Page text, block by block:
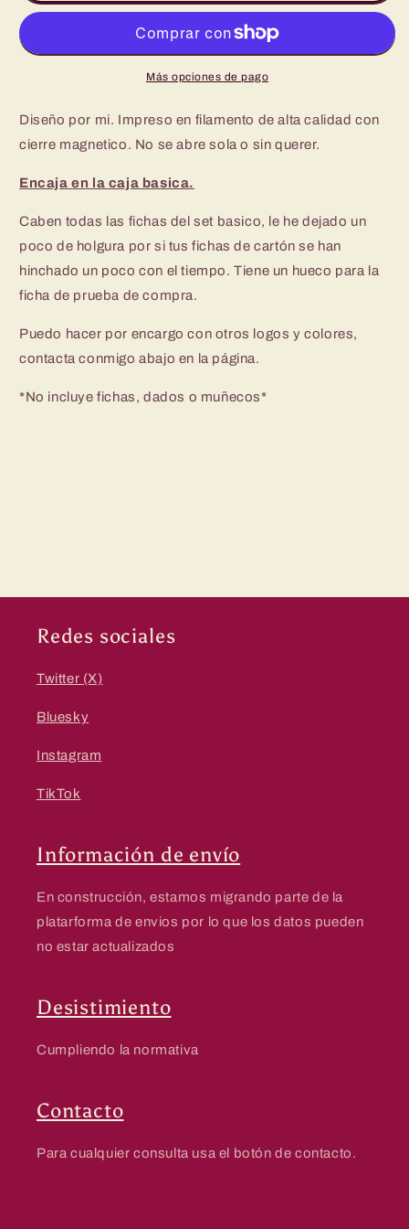
Fichas
Chibi
Fichas
Chibi
Unidos
Más opciones de pago
Diseño por mi. Impreso en filamento de alta calidad con
cierre magnetico. No se abre sola o sin querer.
Encaja en la caja basica.
Caben todas las fichas del set basico, le he dejado un
poco de holgura por si tus fichas de cartón se han
hinchado un poco con el tiempo. Tiene un hueco para la
ficha de prueba de compra.
Puedo hacer por encargo con otros logos y colores,
contacta conmigo abajo en la página.
*No incluye fichas, dados o muñecos*
Redes sociales
Twitter (X)
Bluesky
Instagram
TikTok
Información de envío
En construcción, estamos migrando parte de la
platarforma de envios por lo que los datos pueden
no estar actualizados
Desistimiento
Cumpliendo la normativa
Contacto
Para cualquier consulta usa el botón de contacto.